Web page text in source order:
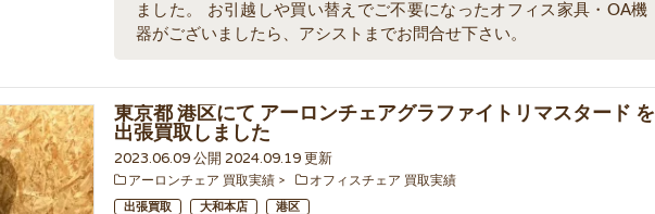
ました。 お引越しや買い替えでご不要になったオフィス家具・OA機
器がございましたら、アシストまでお問合せ下さい。
東京都 港区にて アーロンチェアグラファイトリマスタード を
出張買取しました
2023.06.09 公開 2024.09.19 更新
アーロンチェア 買取実績 オフィスチェア 買取実績
出張買取 大和本店 港区